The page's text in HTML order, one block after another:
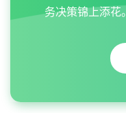
务决策锦上添花。